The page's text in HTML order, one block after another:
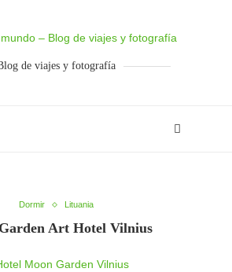
de viajes y fotografía
Dormir Lituania
Art Hotel Vilnius